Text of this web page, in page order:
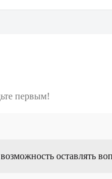
первым!
оставлять